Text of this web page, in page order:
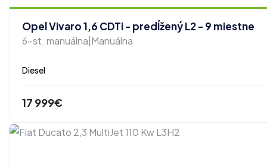
Opel Vivaro 1,6 CDTi - predĺžený L2 - 9 miestne
6-st. manuálna|Manuálna
Diesel
17 999€